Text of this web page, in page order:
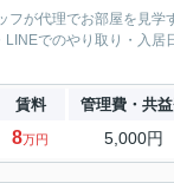
フが代理でお部屋を見学
でのやり取り・入
賃料 管理費・共
8万円 5,000円